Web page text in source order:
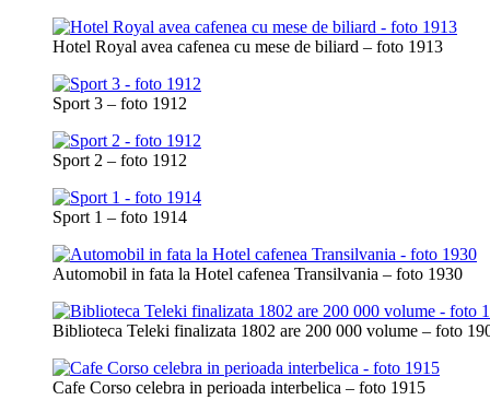
Hotel Royal avea cafenea cu mese de biliard – foto 1913
Sport 3 – foto 1912
Sport 2 – foto 1912
Sport 1 – foto 1914
Automobil in fata la Hotel cafenea Transilvania – foto 1930
Biblioteca Teleki finalizata 1802 are 200 000 volume – foto
Cafe Corso celebra in perioada interbelica – foto 1915